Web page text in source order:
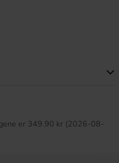
er 349.90 kr (2026-08-